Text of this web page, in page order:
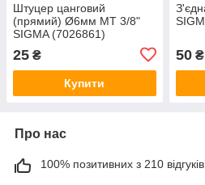
Штуцер цанговий
(прямий) Ø6мм МТ 3/8"
SIGMA (7026861)
25 ₴
Купити
50₴
Про нас
100% позитивних з 210 відгуків